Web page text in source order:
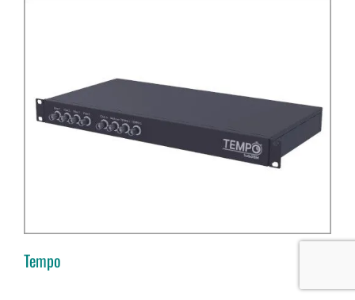
Tempo